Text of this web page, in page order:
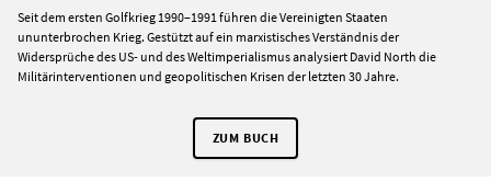
Seit dem ersten Golfkrieg 1990–1991 führen die Vereinigten Staaten
ununterbrochen Krieg. Gestützt auf ein marxistisches Verständnis der
Widersprüche des US- und des Weltimperialismus analysiert David North die
Militärinterventionen und geopolitischen Krisen der letzten 30 Jahre.
ZUM BUCH